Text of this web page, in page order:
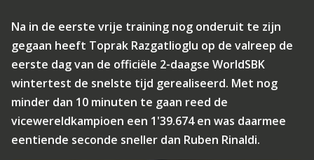
Na in de eerste vrije training nog onderuit te zijn
gegaan heeft Toprak Razgatlioglu op de valreep de
eerste dag van de officiële 2-daagse WorldSBK
wintertest de snelste tijd gerealiseerd. Met nog
minder dan 10 minuten te gaan reed de
vicewereldkampioen een 1'39.674 en was daarmee
eentiende seconde sneller dan Ruben Rinaldi.